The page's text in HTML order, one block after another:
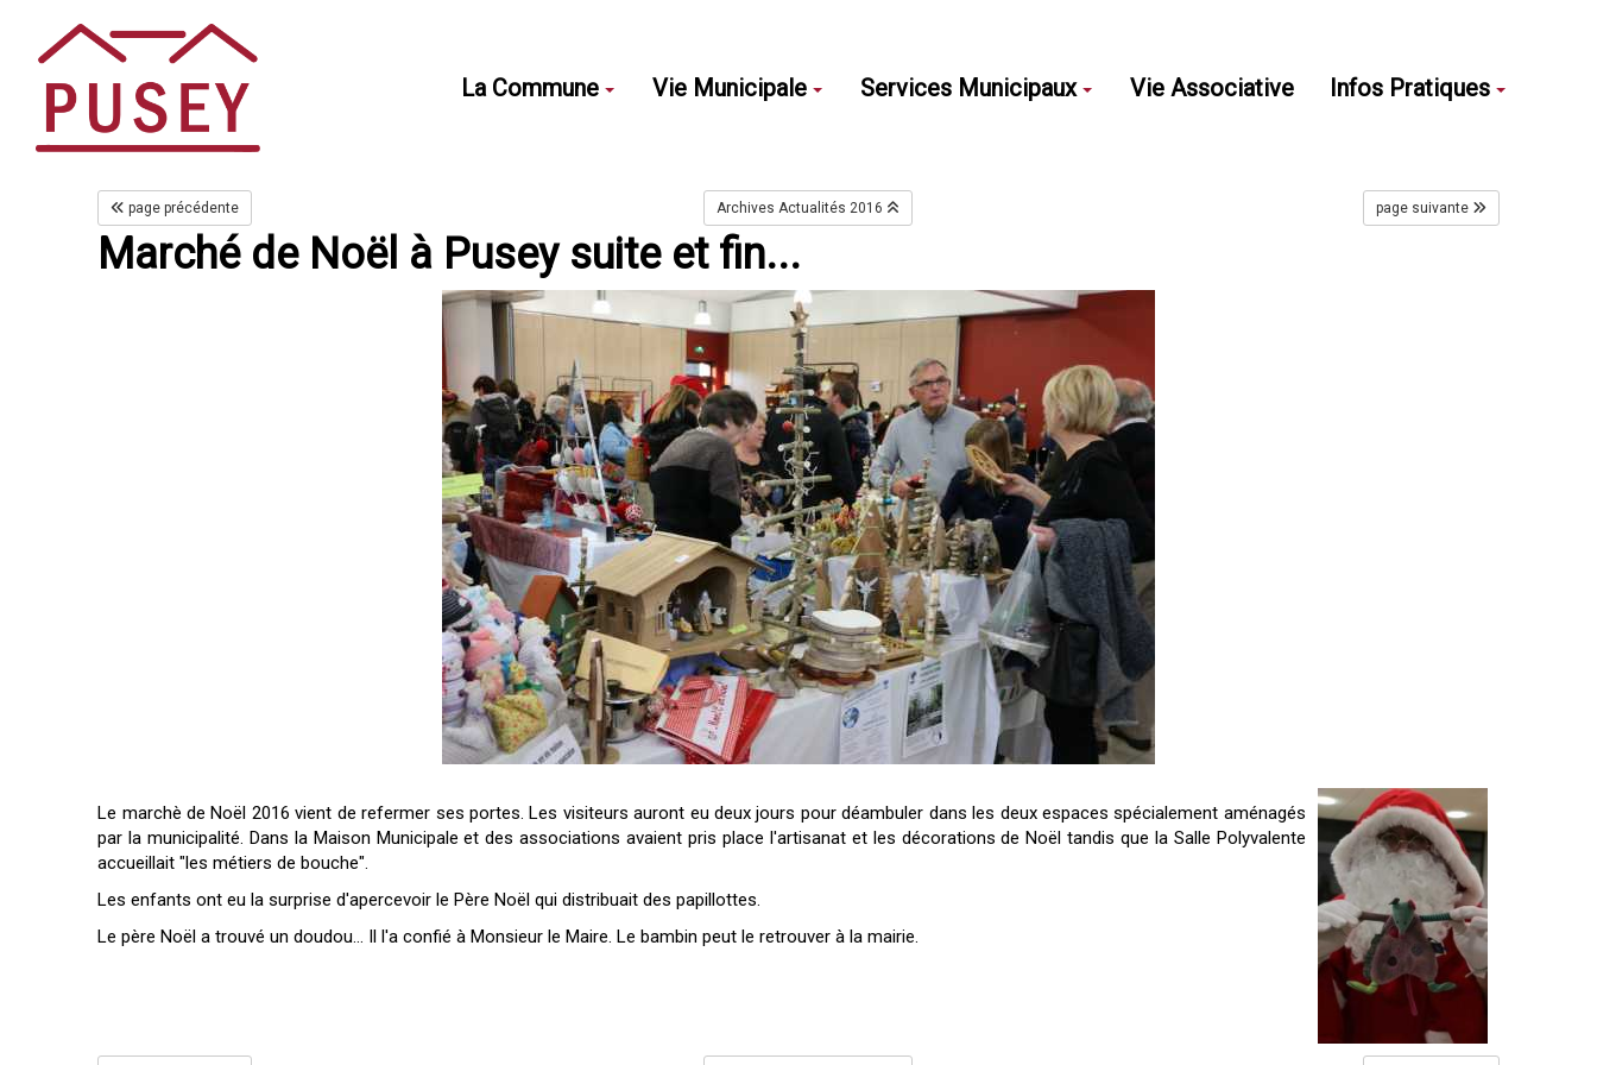
La Commune Vie Municipale Services Municipaux Vie Associative Infos Pratiques
page précédente Archives Actualités 2016 page suivante
Marché de Noël à Pusey suite et fin...
Le marchè de Noël 2016 vient de refermer ses portes. Les visiteurs auront eu deux jours pour déambuler dans les deux espaces spécialement aménagés
par la municipalité. Dans la Maison Municipale et des associations avaient pris place l'artisanat et les décorations de Noël tandis que la Salle Polyvalente
accueillait "les métiers de bouche".
Les enfants ont eu la surprise d'apercevoir le Père Noël qui distribuait des papillottes.
Le père Noël a trouvé un doudou... Il l'a confié à Monsieur le Maire. Le bambin peut le retrouver à la mairie.